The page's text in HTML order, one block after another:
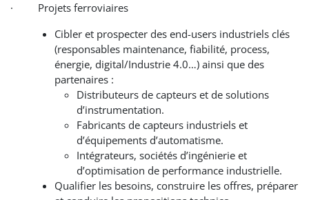
· Projets ferroviaires
Cibler et prospecter des end-users industriels clés
(responsables maintenance, fiabilité, process,
énergie, digital/Industrie 4.0…) ainsi que des
partenaires :
Distributeurs de capteurs et de solutions
d’instrumentation.
Fabricants de capteurs industriels et
d’équipements d’automatisme.
Intégrateurs, sociétés d’ingénierie et
d’optimisation de performance industrielle.
Qualifier les besoins, construire les offres, préparer